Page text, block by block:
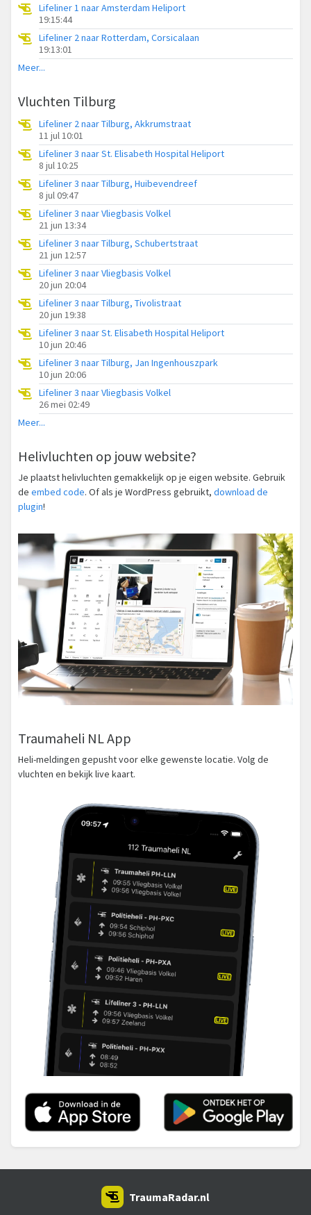
Lifeliner 1 naar Amsterdam Heliport
19:15:44
Lifeliner 2 naar Rotterdam, Corsicalaan
19:13:01
Meer...
Vluchten Tilburg
Lifeliner 2 naar Tilburg, Akkrumstraat
11 jul 10:01
Lifeliner 3 naar St. Elisabeth Hospital Heliport
8 jul 10:25
Lifeliner 3 naar Tilburg, Huibevendreef
8 jul 09:47
Lifeliner 3 naar Vliegbasis Volkel
21 jun 13:34
Lifeliner 3 naar Tilburg, Schubertstraat
21 jun 12:57
Lifeliner 3 naar Vliegbasis Volkel
20 jun 20:04
Lifeliner 3 naar Tilburg, Tivolistraat
20 jun 19:38
Lifeliner 3 naar St. Elisabeth Hospital Heliport
10 jun 20:46
Lifeliner 3 naar Tilburg, Jan Ingenhouszpark
10 jun 20:06
Lifeliner 3 naar Vliegbasis Volkel
26 mei 02:49
Meer...
Helivluchten op jouw website?
Je plaatst helivluchten gemakkelijk op je eigen website. Gebruik
de embed code. Of als je WordPress gebruikt, download de
plugin!
Traumaheli NL App
Heli-meldingen gepusht voor elke gewenste locatie. Volg de
vluchten en bekijk live kaart.
TraumaRadar.nl